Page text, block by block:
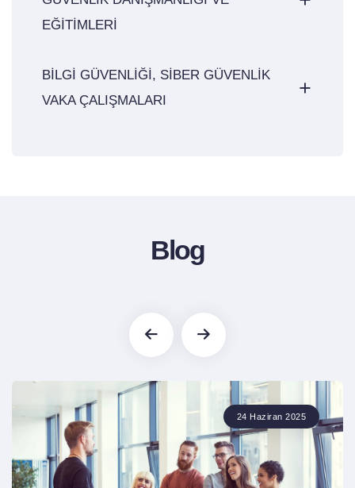
EĞİTİMLERİ
BİLGİ GÜVENLİĞİ, SİBER GÜVENLİK
VAKA ÇALIŞMALARI
Blog
24 Haziran 2025